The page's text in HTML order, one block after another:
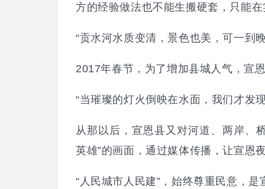
方的经验做法也不能生搬硬套，只能
“贡水河水质变清，景色也美，可一到
2017年春节，为了增加县城人气，宣
“当璀璨的灯火倒映在水面，我们才发
从那以后，宣恩县又对河道、两岸、
英雄”的画面，通过媒体传播，让宣恩
“人民城市人民建”，始终尊重民意，